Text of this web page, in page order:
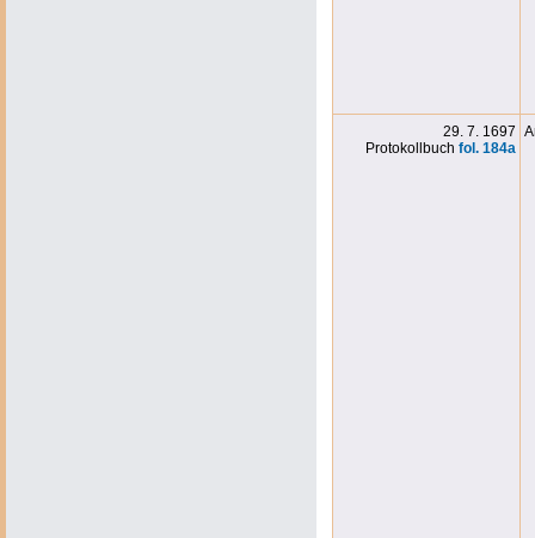
29. 7. 1697
Protokollbuch fol. 184a